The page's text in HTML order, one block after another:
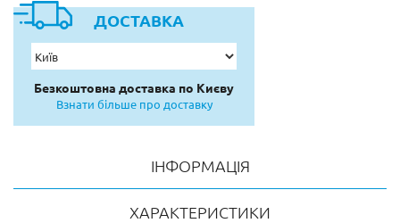
ДОСТАВКА
Безкоштовна доставка по Києву
Взнати більше про доставку
ІНФОРМАЦІЯ
ХАРАКТЕРИСТИКИ